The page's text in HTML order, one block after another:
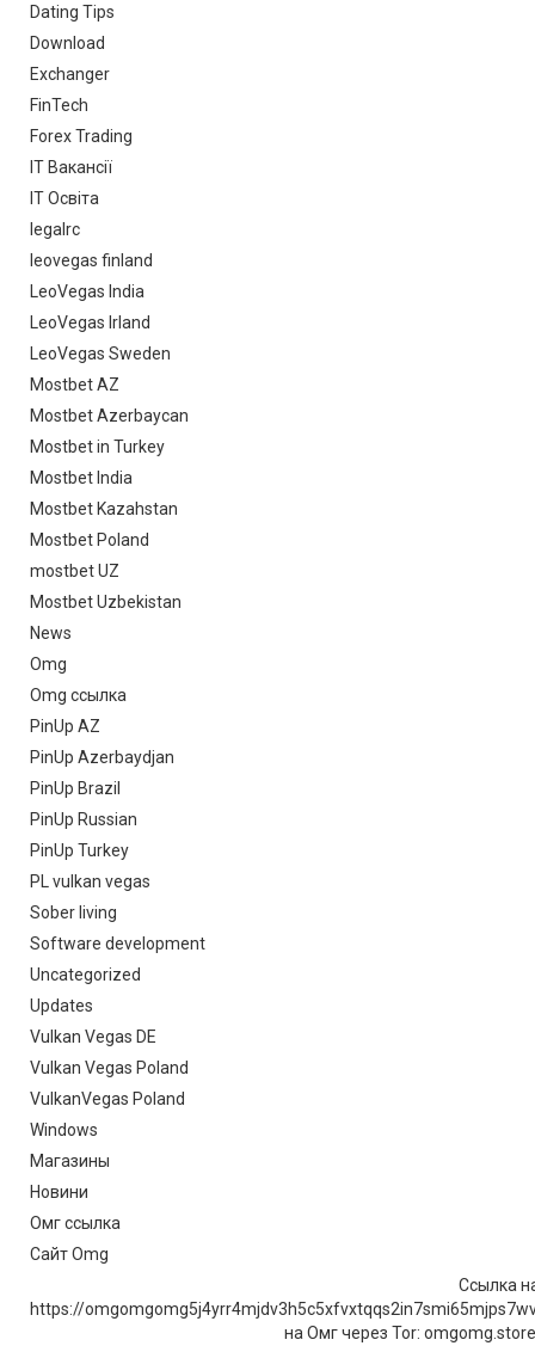
Dating Tips
Download
Exchanger
FinTech
Forex Trading
IT Вакансії
IT Освіта
legalrc
leovegas finland
LeoVegas India
LeoVegas Irland
LeoVegas Sweden
Mostbet AZ
Mostbet Azerbaycan
Mostbet in Turkey
Mostbet India
Mostbet Kazahstan
Mostbet Poland
mostbet UZ
Mostbet Uzbekistan
News
Omg
Omg ссылка
PinUp AZ
PinUp Azerbaydjan
PinUp Brazil
PinUp Russian
PinUp Turkey
PL vulkan vegas
Sober living
Software development
Uncategorized
Updates
Vulkan Vegas DE
Vulkan Vegas Poland
VulkanVegas Poland
Windows
Магазины
Новини
Омг ссылка
Сайт Omg
Ссылка
https://
на Омг через Tor: